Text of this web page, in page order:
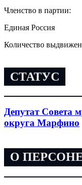
Членство в партии:
Единая Россия
Количество
СТАТУС
Депутат Совета
округа Марфино
О